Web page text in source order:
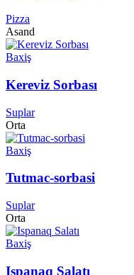
Pizza
Asand
Baxiş
Kereviz Sorbası
Suplar
Orta
Baxiş
Tutmac-sorbasi
Suplar
Orta
Baxiş
Ispanaq Salatı